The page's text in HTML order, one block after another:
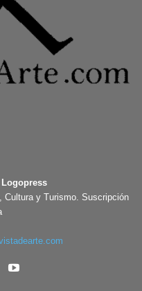
Logopress
Cultura y Turismo. Suscripción